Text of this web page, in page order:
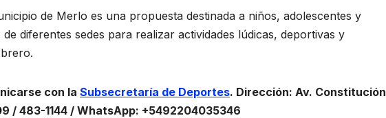
de Merlo es una propuesta destinada a niños, adolescentes y
diferentes sedes para realizar actividades lúdicas, deportivas y
con la Subsecretaría de Deportes. Dirección: Av. Constitución
/ 483-1144 / WhatsApp: +5492204035346